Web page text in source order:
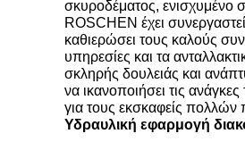
σκυροδέματος, ενισχυμένο
ROSCHEN έχει
καθιερώσει τους καλούς
υπηρεσίες και τα
σκληρής δουλειάς και
να ικανοποιήσει τις
για τους εκσκαφείς
Υδραυλική εφαρμογή